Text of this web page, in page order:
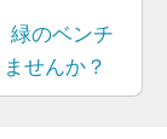
緑のベンチ
せんか？